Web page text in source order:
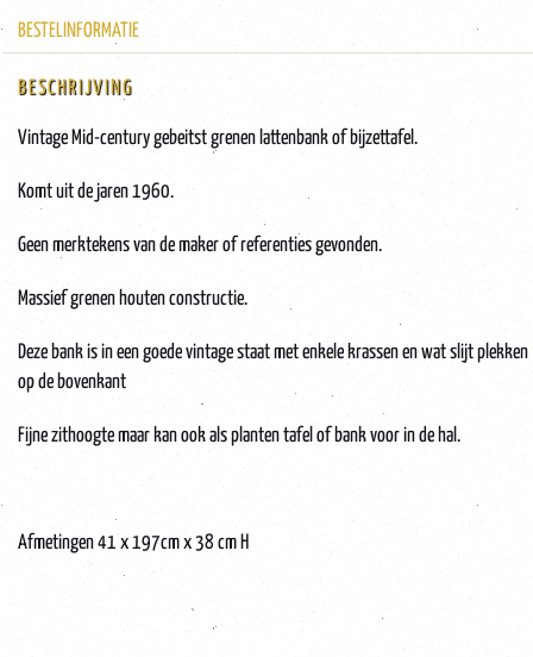
BESTELINFORMATIE
BESCHRIJVING
Vintage Mid-century gebeitst grenen lattenbank of bijzettafel.
Komt uit de jaren 1960.
Geen merktekens van de maker of referenties gevonden.
Massief grenen houten constructie.
Deze bank is in een goede vintage staat met enkele krassen en wat slijt plekken
op de bovenkant
Fijne zithoogte maar kan ook als planten tafel of bank voor in de hal.
Afmetingen 41 x 197cm x 38 cm H